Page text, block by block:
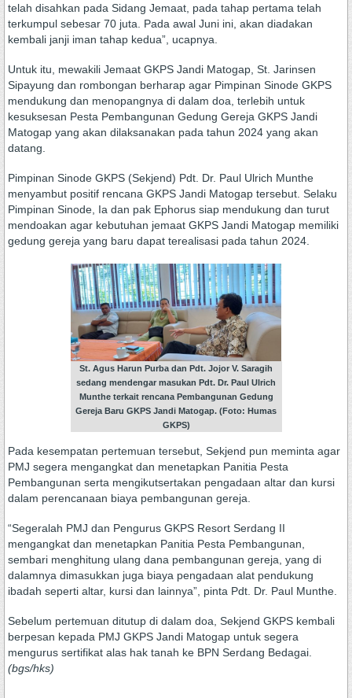
telah disahkan pada Sidang Jemaat, pada tahap pertama telah
terkumpul sebesar 70 juta. Pada awal Juni ini, akan diadakan
kembali janji iman tahap kedua”, ucapnya.
Untuk itu, mewakili Jemaat GKPS Jandi Matogap, St. Jarinsen
Sipayung dan rombongan berharap agar Pimpinan Sinode GKPS
mendukung dan menopangnya di dalam doa, terlebih untuk
kesuksesan Pesta Pembangunan Gedung Gereja GKPS Jandi
Matogap yang akan dilaksanakan pada tahun 2024 yang akan
datang.
Pimpinan Sinode GKPS (Sekjend) Pdt. Dr. Paul Ulrich Munthe
menyambut positif rencana GKPS Jandi Matogap tersebut. Selaku
Pimpinan Sinode, Ia dan pak Ephorus siap mendukung dan turut
mendoakan agar kebutuhan jemaat GKPS Jandi Matogap memiliki
gedung gereja yang baru dapat terealisasi pada tahun 2024.
St. Agus Harun Purba dan Pdt. Jojor V. Saragih
sedang mendengar masukan Pdt. Dr. Paul Ulrich
Munthe terkait rencana Pembangunan Gedung
Gereja Baru GKPS Jandi Matogap. (Foto: Humas
GKPS)
Pada kesempatan pertemuan tersebut, Sekjend pun meminta agar
PMJ segera mengangkat dan menetapkan Panitia Pesta
Pembangunan serta mengikutsertakan pengadaan altar dan kursi
dalam perencanaan biaya pembangunan gereja.
“Segeralah PMJ dan Pengurus GKPS Resort Serdang II
mengangkat dan menetapkan Panitia Pesta Pembangunan,
sembari menghitung ulang dana pembangunan gereja, yang di
dalamnya dimasukkan juga biaya pengadaan alat pendukung
ibadah seperti altar, kursi dan lainnya”, pinta Pdt. Dr. Paul Munthe.
Sebelum pertemuan ditutup di dalam doa, Sekjend GKPS kembali
berpesan kepada PMJ GKPS Jandi Matogap untuk segera
mengurus sertifikat alas hak tanah ke BPN Serdang Bedagai.
(bgs/hks)